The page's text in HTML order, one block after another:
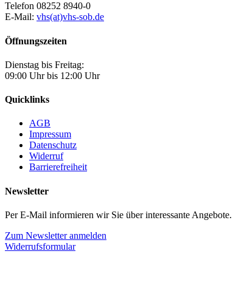
Telefon 08252 8940-0
E-Mail: vhs(at)vhs-sob.de
Öffnungszeiten
Dienstag bis Freitag:
09:00 Uhr bis 12:00 Uhr
Quicklinks
AGB
Impressum
Datenschutz
Widerruf
Barrierefreiheit
Newsletter
Per E-Mail informieren wir Sie über interessante Angebote.
Zum Newsletter anmelden
Widerrufsformular